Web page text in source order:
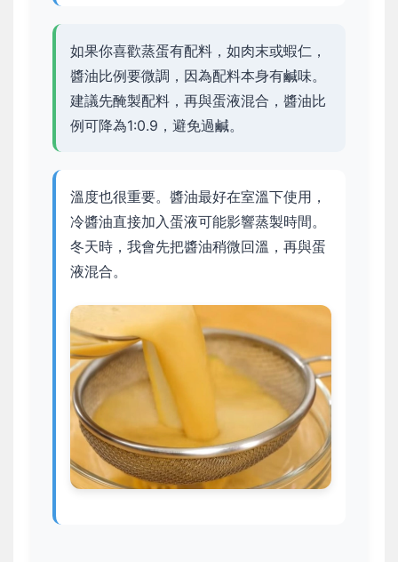
如果你喜歡蒸蛋有配料，如肉末或蝦仁，
醬油比例要微調，因為配料本身有鹹味。
建議先醃製配料，再與蛋液混合，醬油比
例可降為1:0.9，避免過鹹。
溫度也很重要。醬油最好在室溫下使用，
冷醬油直接加入蛋液可能影響蒸製時間。
冬天時，我會先把醬油稍微回溫，再與蛋
液混合。